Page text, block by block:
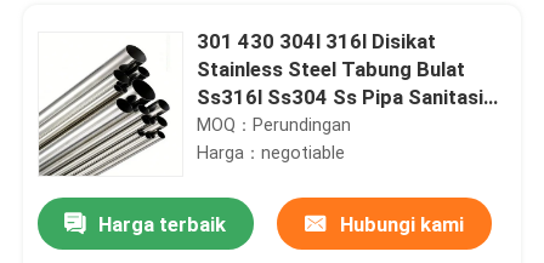
301 430 304l 316l Disikat
Stainless Steel Tabung Bulat
Ss316l Ss304 Ss Pipa Sanitasi
AISI 201 202
MOQ：Perundingan
Harga：negotiable
Harga terbaik Hubungi kami